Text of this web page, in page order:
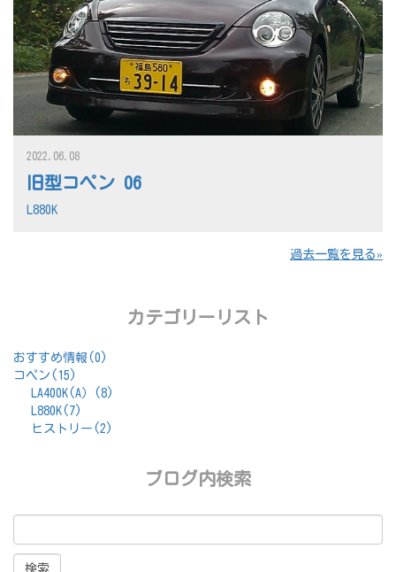
旧型コペン 06
2022.06.08
L880K
過去一覧を見る
カテゴリーリスト
おすすめ情報(0)
コペン(15)
LA400K(A）(8)
L880K(7)
ヒストリー(2)
ブログ内検索